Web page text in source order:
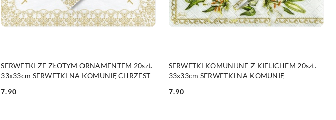
SERWETKI ZE ZŁOTYM ORNAMENTEM 20szt.
33x33cm SERWETKI NA KOMUNIĘ CHRZEST
Cena:
7.90
SERWETKI KOMUNIJNE Z KIELICHEM 20szt.
33x33cm SERWETKI NA KOMUNIĘ
Cena:
7.90